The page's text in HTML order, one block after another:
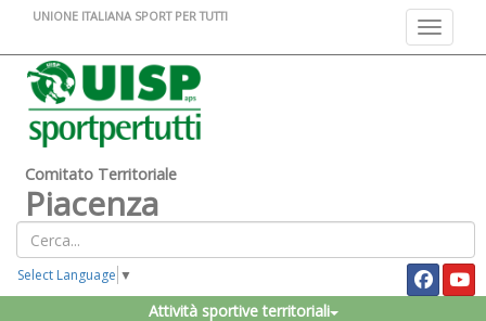
Toggle
UNIONE ITALIANA SPORT PER TUTTI
Comitato Territoriale
Piacenza
Select Language ▼
Attività sportive territoriali